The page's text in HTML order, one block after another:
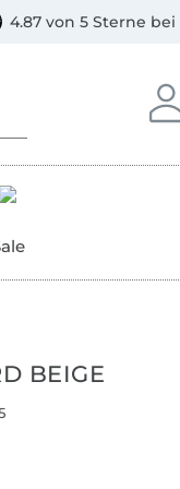
4.87 von 5 Sterne
In
BEIGE